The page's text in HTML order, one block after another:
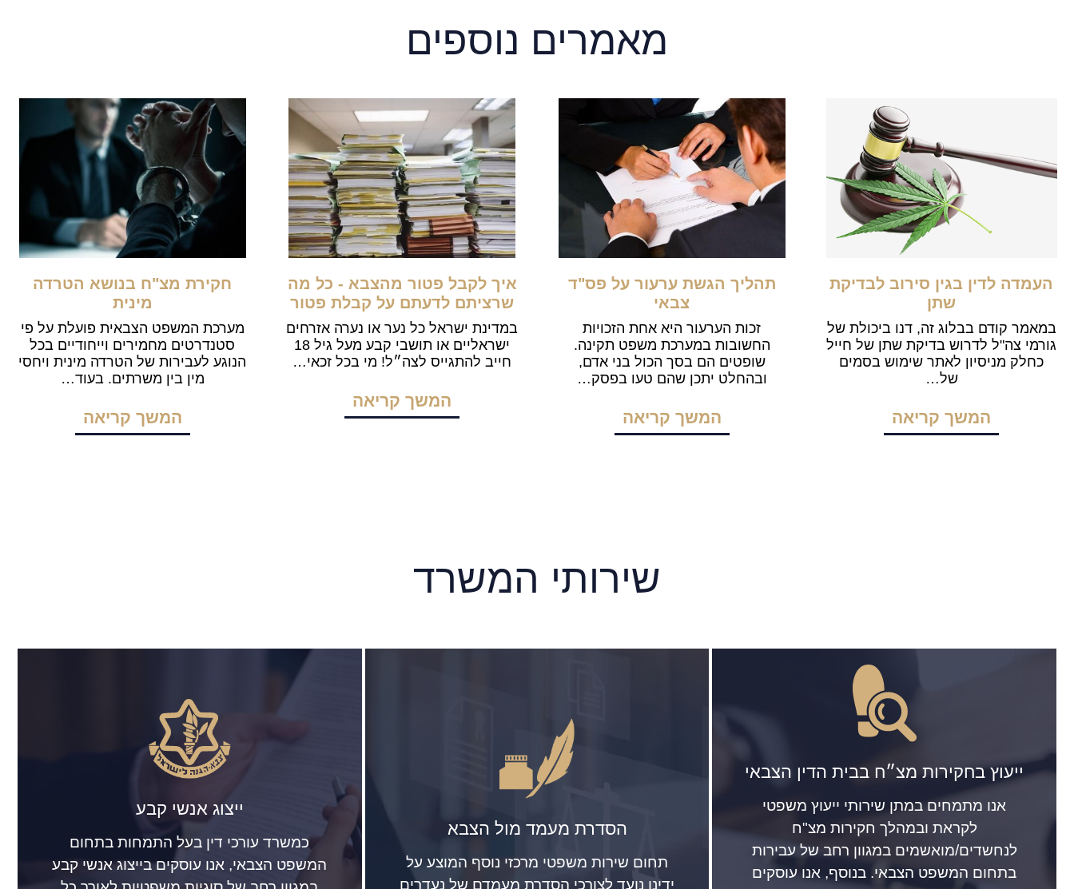
מאמרים נוספים
העמדה לדין בגין סירוב לבדיקת
שתן
במאמר קודם בבלוג זה, דנו ביכולת של
גורמי צה"ל לדרוש בדיקת שתן של חייל
כחלק מניסיון לאתר שימוש בסמים
של…
המשך קריאה
תהליך הגשת ערעור על פס"ד
צבאי
זכות הערעור היא אחת הזכויות
החשובות במערכת משפט תקינה.
שופטים הם בסך הכול בני אדם,
ובהחלט יתכן שהם טעו בפסק…
המשך קריאה
איך לקבל פטור מהצבא - כל מה
שרציתם לדעתם על קבלת פטור
במדינת ישראל כל נער או נערה אזרחים
ישראליים או תושבי קבע מעל גיל 18
חייב להתגייס לצה״ל! מי בכל זכאי…
המשך קריאה
חקירת מצ"ח בנושא הטרדה
מינית
מערכת המשפט הצבאית פועלת על פי
סטנדרטים מחמירים וייחודיים בכל
הנוגע לעבירות של הטרדה מינית ויחסי
מין בין משרתים. בעוד…
המשך קריאה
שירותי המשרד
ייעוץ בחקירות מצ״ח בבית הדין הצבאי
אנו מתמחים במתן שירותי ייעוץ משפטי
לקראת ובמהלך חקירות מצ"ח
לנחשדים/מואשמים במגוון רחב של עבירות
בתחום המשפט הצבאי. בנוסף, אנו עוסקים
הסדרת מעמד מול הצבא
תחום שירות משפטי מרכזי נוסף המוצע על
ידינו נועד לצורכי הסדרת מעמדם של נעדרים
ייצוג אנשי קבע
כמשרד עורכי דין בעל התמחות בתחום
המשפט הצבאי, אנו עוסקים בייצוג אנשי קבע